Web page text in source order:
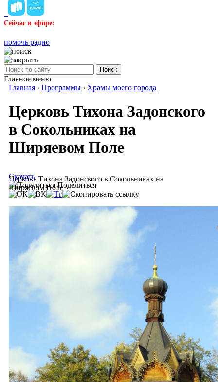
Сейчас в эфире:
помочь радио
Поиск
Главное меню
Главная › Программы › Храмы моего города
Церковь Тихона Задонского
в Сокольниках на
Ширяевом Поле
Церковь Тихона Задонского в Сокольниках на
Ширяевом Поле
Скачать
Поделиться